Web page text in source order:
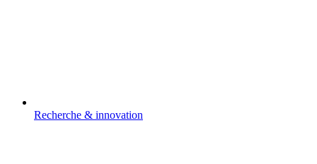
Recherche & innovation